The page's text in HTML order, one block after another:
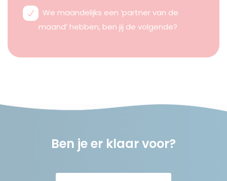
We maandelijks een ‘partner van de
maand’ hebben, ben jij de volgende?
Ben je er klaar voor?